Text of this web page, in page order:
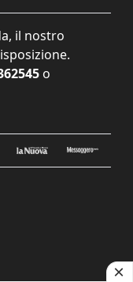
il nostro
o